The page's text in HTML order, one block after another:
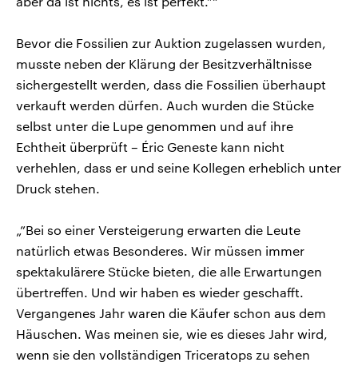
Bevor die Fossilien zur Auktion zugelassen wurden,
musste neben der Klärung der Besitzverhältnisse
sichergestellt werden, dass die Fossilien überhaupt
verkauft werden dürfen. Auch wurden die Stücke
selbst unter die Lupe genommen und auf ihre
Echtheit überprüft – Éric Geneste kann nicht
verhehlen, dass er und seine Kollegen erheblich unter
Druck stehen.
„”Bei so einer Versteigerung erwarten die Leute
natürlich etwas Besonderes. Wir müssen immer
spektakulärere Stücke bieten, die alle Erwartungen
übertreffen. Und wir haben es wieder geschafft.
Vergangenes Jahr waren die Käufer schon aus dem
Häuschen. Was meinen sie, wie es dieses Jahr wird,
wenn sie den vollständigen Triceratops zu sehen